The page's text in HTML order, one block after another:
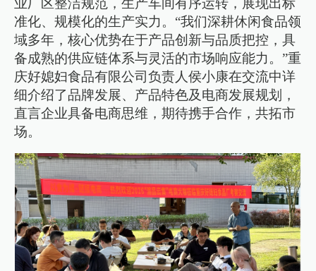
准化、规模化的生产实力。“我们深耕休闲食品领
域多年，核心优势在于产品创新与品质把控，具
备成熟的供应链体系与灵活的市场响应能力。”重
庆好媳妇食品有限公司负责人侯小康在交流中详
细介绍了品牌发展、产品特色及电商发展规划，
直言企业具备电商思维，期待携手合作，共拓市
场。